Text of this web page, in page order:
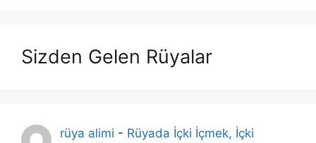
Sizden Gelen Rüyalar
rüya alimi - Rüyada İçki İçmek, İçki